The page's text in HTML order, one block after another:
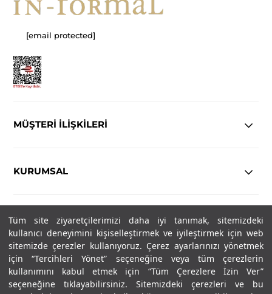
Tüm site ziyaretçilerimizi daha iyi tanımak, sitemizdeki
kullanıcı deneyimini kişiselleştirmek ve iyileştirmek için web
sitemizde çerezler kullanıyoruz. Çerez ayarlarınızı yönetmek
için “Tercihleri Yönet” seçeneğine veya tüm çerezlerin
kullanımını kabul etmek için “Tüm Çerezlere İzin Ver”
seçeneğine tıklayabilirsiniz. Sitemizdeki çerezleri ve bu
[email protected]
MÜŞTERİ İLİŞKİLERİ
KURUMSAL
YASAL
Copyright© 2025 IN-FORMAL Tüm hakları saklıdır.
SOSYAL MEDYA